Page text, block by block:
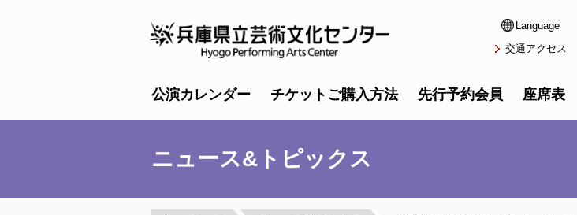
Language
交通アクセス
公演カレンダー チケットご購入方法 先行予約会員 座席表
ニュース&トピックス